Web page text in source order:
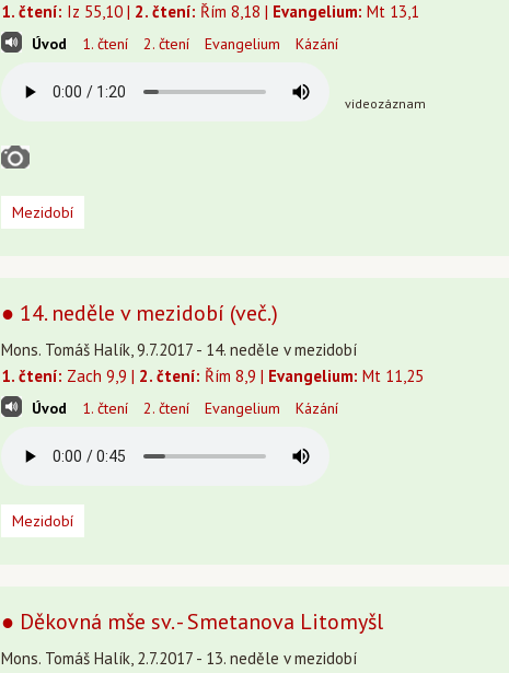
1. čtení: Iz 55,10 | 2. čtení: Řím 8,18 | Evangelium: Mt 13,1
Úvod 1. čtení 2. čtení Evangelium Kázání
videozáznam
Mezidobí
● 14. neděle v mezidobí (več.)
Mons. Tomáš Halík, 9.7.2017 - 14. neděle v mezidobí
1. čtení: Zach 9,9 | 2. čtení: Řím 8,9 | Evangelium: Mt 11,25
Úvod 1. čtení 2. čtení Evangelium Kázání
Mezidobí
● Děkovná mše sv. - Smetanova Litomyšl
Mons. Tomáš Halík, 2.7.2017 - 13. neděle v mezidobí